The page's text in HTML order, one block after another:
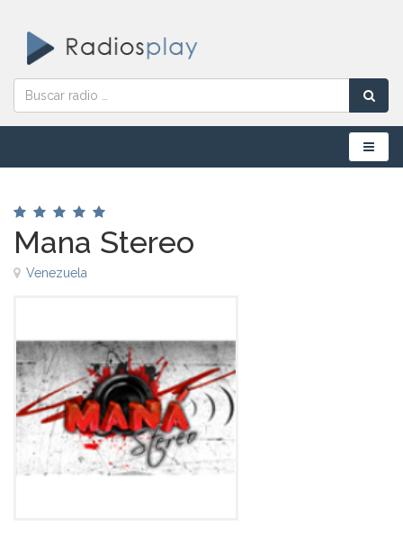
Menú
Mana Stereo
Venezuela